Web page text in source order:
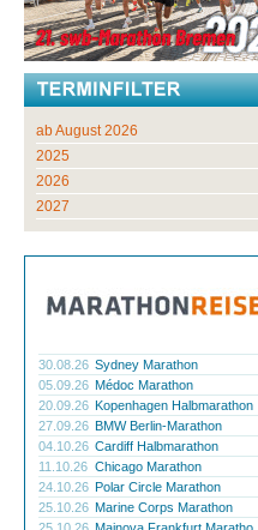
ab August 2026
2025
2026
2027
30.08.26 Sydney Marathon
05.09.26 Médoc Marathon
20.09.26 Kopenhagen Halbmarathon
27.09.26 BMW Berlin-Marathon
04.10.26 Cardiff Halbmarathon
11.10.26 Chicago Marathon
24.10.26 Polar Circle Marathon
25.10.26 Marine Corps Marathon